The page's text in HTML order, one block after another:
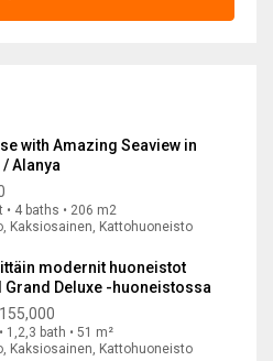
with Amazing Seaview in
Alanya
• 4 baths • 206 m2
Kaksiosainen, Kattohuoneisto
modernit huoneistot
Grand Deluxe -huoneistossa
1,2,3 bath • 51 m²
Kaksiosainen, Kattohuoneisto